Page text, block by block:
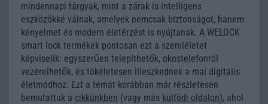
mindennapi tárgyak, mint a zárak is intelligens
eszközökké válnak, amelyek nemcsak biztonságot, hanem
kényelmet és modern életérzést is nyújtanak. A WELOCK
smart lock termékek pontosan ezt a szemléletet
képviselik: egyszerűen telepíthetők, okostelefonról
vezérelhetők, és tökéletesen illeszkednek a mai digitális
életmódhoz. Ezt a témát korábban már részletesen
bemutattuk a cikkünkben (vagy más külfödi oldalon), ahol